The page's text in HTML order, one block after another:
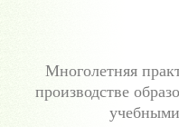
Многолетняя
производстве